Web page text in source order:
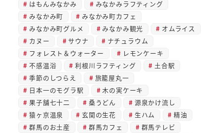
はもんみなかみ
みなかみラフティング
みなかみ町
みなかみ町カフェ
みなかみ町グルメ
みなかみ観光
オムライス
カヌー
サウナ
ナチュラウム
フォレスト＆ウォーター
レモンケーキ
不感温浴
利根川ラフティング
土合駅
季節のしつらえ
旅籠屋丸一
日本一のモグラ駅
木の実ケーキ
果子舗七十二
桑うどん
源泉かけ流し
猿ヶ京温泉
玄関の生花 生ハム
精油
群馬のお土産
群馬カフェ
群馬テレビ